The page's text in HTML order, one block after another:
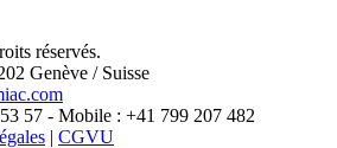
X
réservés.
Genève / Suisse
57 - Mobile : +41 799 207 482
| CGVU